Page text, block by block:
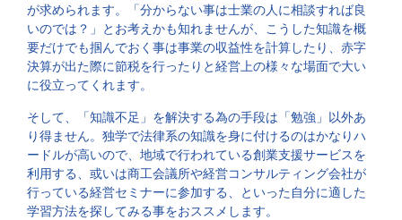
が求められます。「分からない事は士業の人に相談すれば良
いのでは？」とお考えかも知れませんが、こうした知識を概
要だけでも掴んでおく事は事業の収益性を計算したり、赤字
決算が出た際に節税を行ったりと経営上の様々な場面で大い
に役立ってくれます。
そして、「知識不足」を解決する為の手段は「勉強」以外あ
り得ません。独学で法律系の知識を身に付けるのはかなりハ
ードルが高いので、地域で行われている創業支援サービスを
利用する、或いは商工会議所や経営コンサルティング会社が
行っている経営セミナーに参加する、といった自分に適した
学習方法を探してみる事をおススメします。